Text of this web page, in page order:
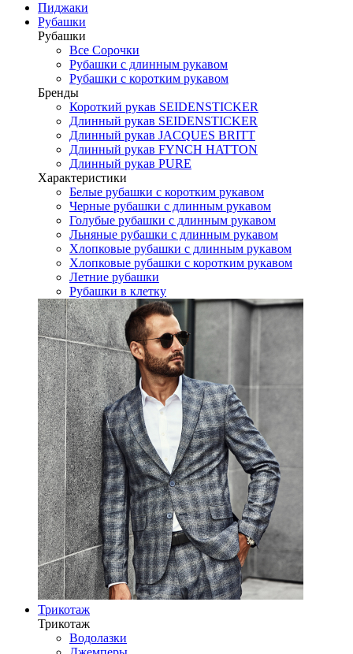
Пиджаки
Рубашки
Рубашки
Все Сорочки
Рубашки с длинным рукавом
Рубашки с коротким рукавом
Бренды
Короткий рукав SEIDENSTICKER
Длинный рукав SEIDENSTICKER
Длинный рукав JAСQUES BRITT
Длинный рукав FYNCH HATTON
Длинный рукав PURE
Характеристики
Белые рубашки с коротким рукавом
Черные рубашки с длинным рукавом
Голубые рубашки с длинным рукавом
Льняные рубашки с длинным рукавом
Хлопковые рубашки с длинным рукавом
Хлопковые рубашки с коротким рукавом
Летние рубашки
Рубашки в клетку
Трикотаж
Трикотаж
Водолазки